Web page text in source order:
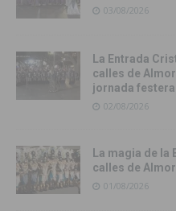
03/08/2026
La Entrada
calles de
jornada festera
02/08/2026
La magia de la
calles de
01/08/2026